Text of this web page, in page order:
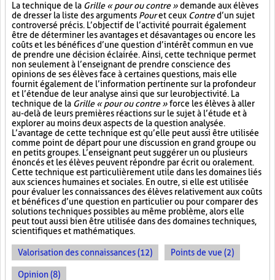
La technique de la Grille « pour ou contre »demande aux élèves
de dresser la liste des arguments Pouret ceux Contred’un sujet
controversé précis. L’objectif de l’activité pourrait également
être de déterminer les avantages et désavantages ou encore les
coûts et les bénéfices d’une question d’intérêt commun en vue
de prendre une décision éclairée. Ainsi, cette technique permet
non seulement à l’enseignant de prendre conscience des
opinions de ses élèves face à certaines questions, mais elle
fournit également de l’information pertinente sur la profondeur
et l’étendue de leur analyse ainsi que sur leur objectivité. La
technique de la Grille « pour ou contre »force les élèves à aller
au-delà de leurs premières réactions sur le sujet à l’étude et à
explorer au moins deux aspects de la question analysée.
L’avantage de cette technique est qu’elle peut aussi être utilisée
comme point de départ pour une discussion en grand groupe ou
en petits groupes. L’enseignant peut suggérer un ou plusieurs
énoncés et les élèves peuvent répondre par écrit ou oralement.
Cette technique est particulièrement utile dans les domaines liés
aux sciences humaines et sociales. En outre, si elle est utilisée
pour évaluer les connaissances des élèves relativement aux coûts
et bénéfices d’une question en particulier ou pour comparer des
solutions techniques possibles au même problème, alors elle
peut tout aussi bien être utilisée dans des domaines techniques,
scientifiques et mathématiques.
Valorisation des connaissances (12) Points de vue (2)
Opinion (8)